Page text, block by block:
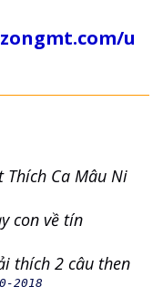
u
Ca Mâu Ni
con về tín
thích 2 câu then
2018